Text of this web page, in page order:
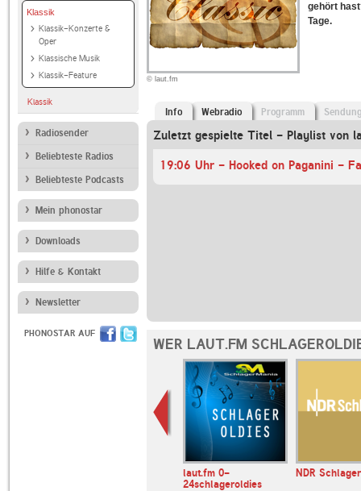
Klassik
Klassik-Konzerte &
Oper
Klassische Musik
Klassik-Feature
Klassik
Radiosender
Beliebteste Radios
Beliebteste Podcasts
Mein phonostar
Downloads
Hilfe & Kontakt
Newsletter
PHONOSTAR AUF
© laut.fm
gehört
Tage.
Info Webradio Programm
Zuletzt gespielte Titel - Playlist von
19:06 Uhr - Hooked on Paganini -
WER LAUT.FM
laut.fm 0-
24schlageroldies
NDR Schlager